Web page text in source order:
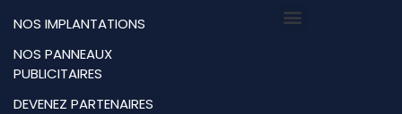
NOS IMPLANTATIONS
NOS PANNEAUX
PUBLICITAIRES
DEVENEZ PARTENAIRES